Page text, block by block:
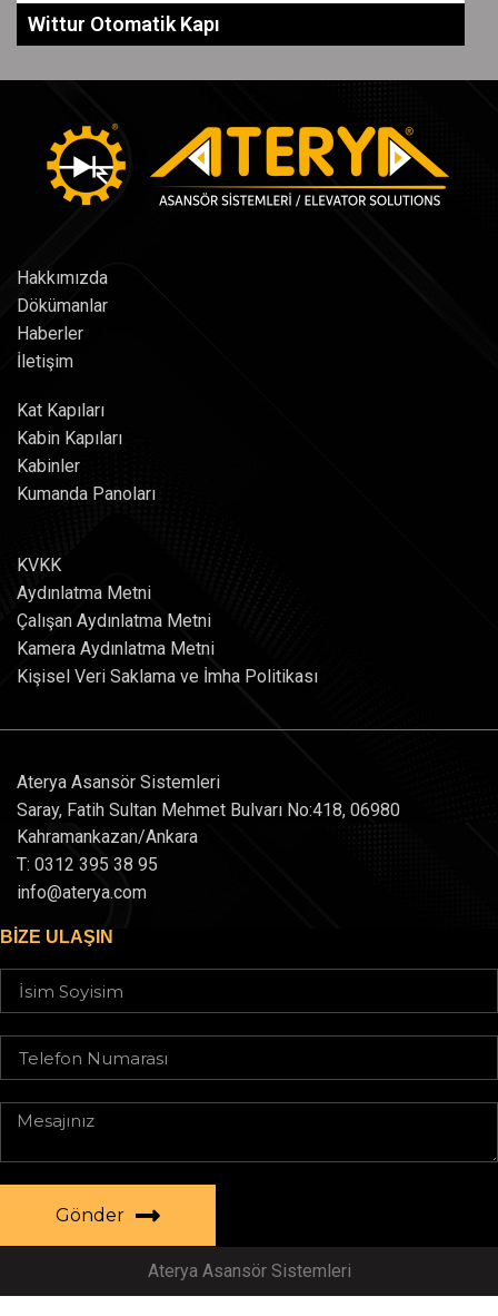
Wittur Otomatik Kapı
Hakkımızda
Dökümanlar
Haberler
İletişim
Kat Kapıları
Kabin Kapıları
Kabinler
Kumanda Panoları
KVKK
Aydınlatma Metni
Çalışan Aydınlatma Metni
Kamera Aydınlatma Metni
Kişisel Veri Saklama ve İmha Politikası
Aterya Asansör Sistemleri
Saray, Fatih Sultan Mehmet Bulvarı No:418, 06980
Kahramankazan/Ankara
T: 0312 395 38 95
info@aterya.com
BIZE ULAŞIN
Gönder
Aterya Asansör Sistemleri